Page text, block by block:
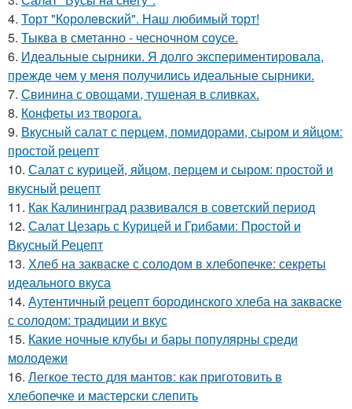
4. Торт "Королeвcкий". Наш любимый торт!
5. Тыква в сметанно - чесночном соусе.
6. Идеальные сырники. Я долго экспериментировала,
прежде чем у меня получились идеальные сырники.
7. Свинина с овощами, тушеная в сливках.
8. Конфеты из творога.
9. Вкусный салат с перцем, помидорами, сыром и яйцом:
простой рецепт
10. Салат с курицей, яйцом, перцем и сыром: простой и
вкусный рецепт
11. Как Калининград развивался в советский период
12. Салат Цезарь с Курицей и Грибами: Простой и
Вкусный Рецепт
13. Хлеб на закваске с солодом в хлебопечке: секреты
идеального вкуса
14. Аутентичный рецепт бородинского хлеба на закваске
с солодом: традиции и вкус
15. Какие ночные клубы и бары популярны среди
молодежи
16. Легкое тесто для мантов: как приготовить в
хлебопечке и мастерски слепить